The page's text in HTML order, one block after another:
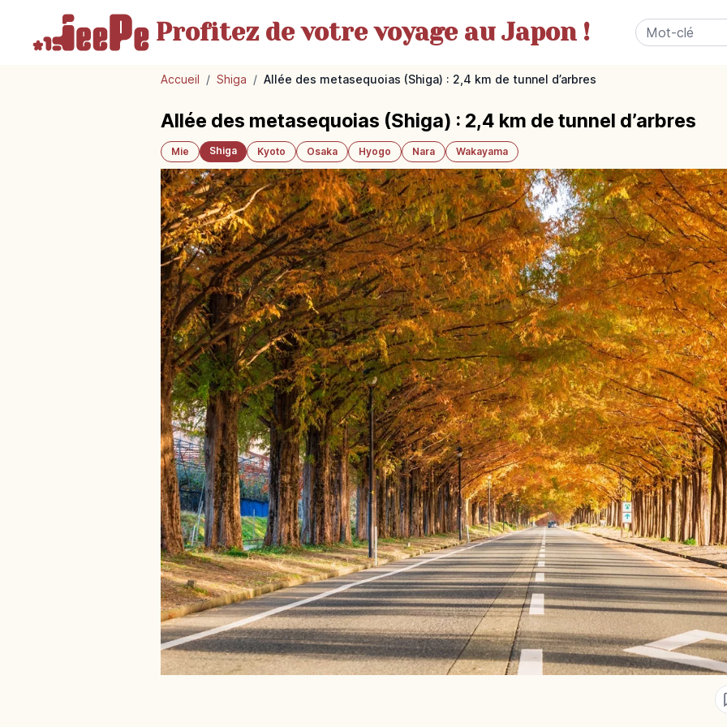
Profitez de votrevoyage au Japon !
Accueil / Shiga / Allée des metasequoias (Shiga) : 2,4 km de tunnel d’arbres
Allée des metasequoias (Shiga) : 2,4 km de tunnel d’arbres
Mie Shiga Kyoto Osaka Hyogo Nara Wakayama